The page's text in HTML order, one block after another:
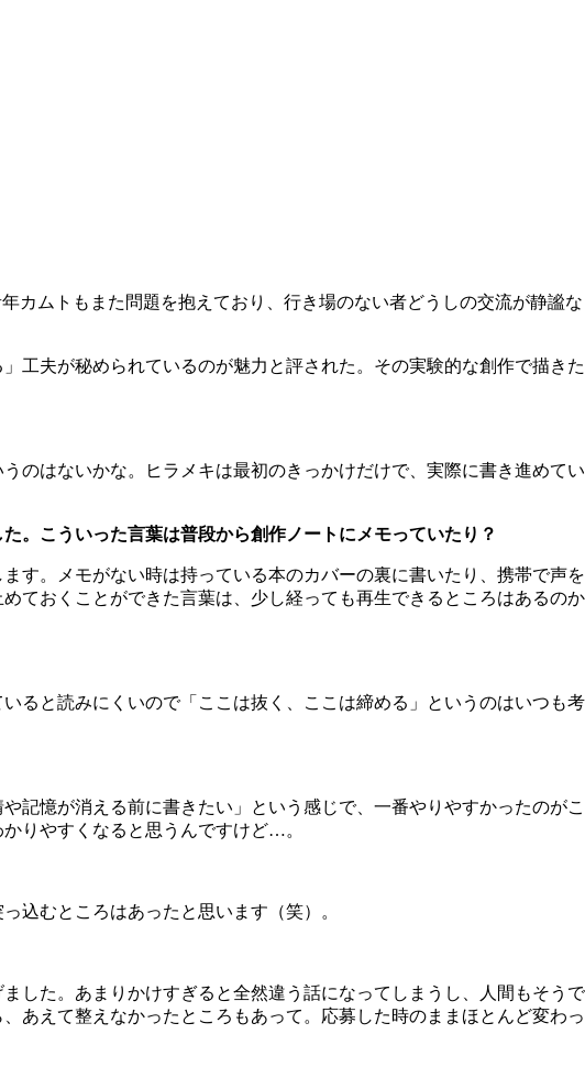
カムトもまた問題を抱えており、行き場のない者どうしの交流が静謐な
工夫が秘められているのが魅力と評された。その実験的な創作で描きた
のはないかな。ヒラメキは最初のきっかけだけで、実際に書き進めてい
。こういった言葉は普段から創作ノートにメモっていたり？
す。メモがない時は持っている本のカバーの裏に書いたり、携帯で声を
ておくことができた言葉は、少し経っても再生できるところはあるのか
ると読みにくいので「ここは抜く、ここは締める」というのはいつも考
憶が消える前に書きたい」という感じで、一番やりやすかったのがこ
りやすくなると思うんですけど…。
込むところはあったと思います（笑）。
た。あまりかけすぎると全然違う話になってしまうし、人間もそうで
あえて整えなかったところもあって。応募した時のままほとんど変わっ